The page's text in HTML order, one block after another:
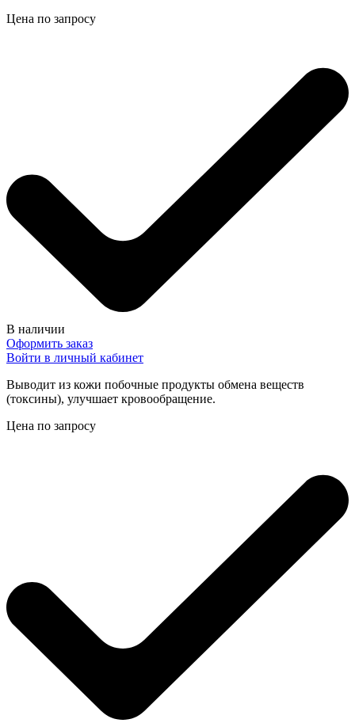
Цена по запросу
В наличии
Оформить заказ
Войти в личный кабинет
Выводит из кожи побочные продукты обмена веществ
(токсины), улучшает кровообращение.
Цена по запросу